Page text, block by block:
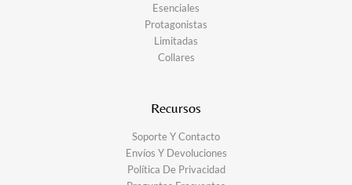
Esenciales
Protagonistas
Limitadas
Collares
Recursos
Soporte Y Contacto
Envíos Y Devoluciones
Política De Privacidad